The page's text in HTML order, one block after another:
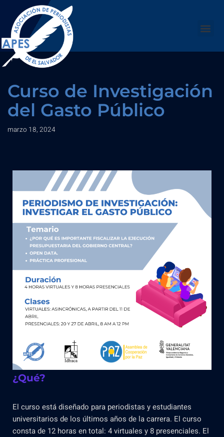
Saltar
al
contenido
Curso de Investigación
del Gasto Público
marzo 18, 2024
¿Qué?
El curso está diseñado para periodistas y estudiantes
universitarios de los últimos años de la carrera. El curso
consta de 12 horas en total: 4 virtuales y 8 presenciales. El